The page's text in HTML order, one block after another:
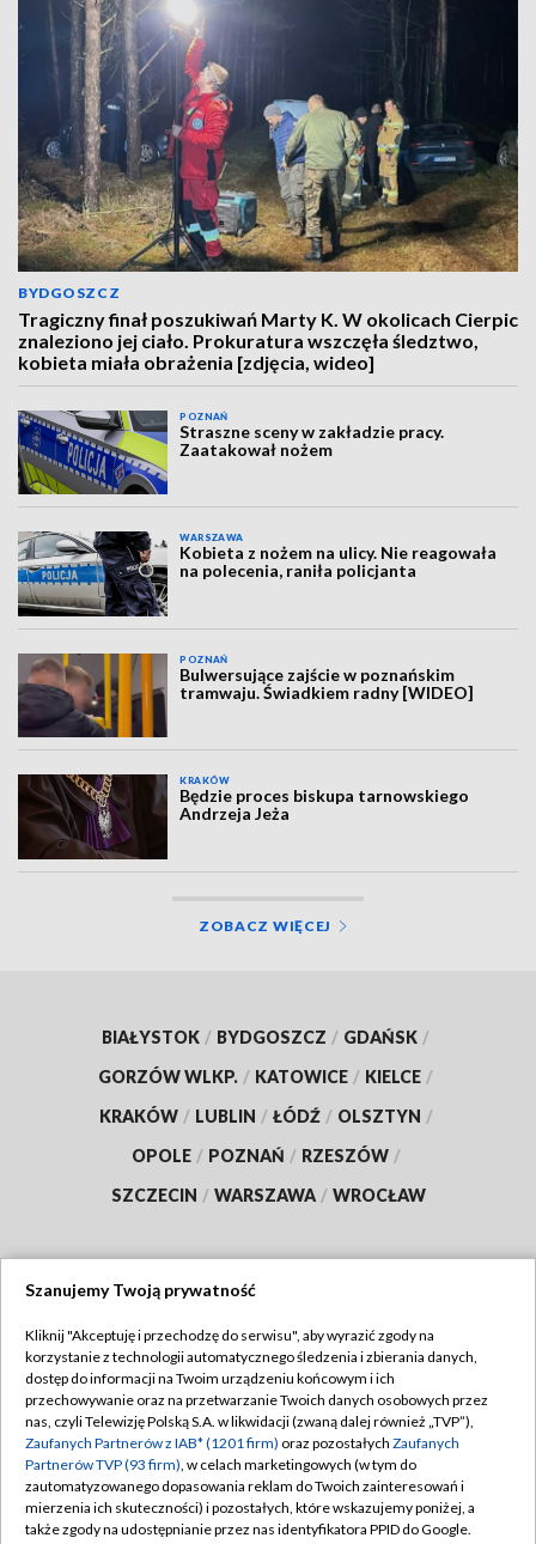
BYDGOSZCZ
Tragiczny finał poszukiwań Marty K. W okolicach Cierpic
znaleziono jej ciało. Prokuratura wszczęła śledztwo,
kobieta miała obrażenia [zdjęcia, wideo]
POZNAŃ
Straszne sceny w zakładzie pracy.
Zaatakował nożem
WARSZAWA
Kobieta z nożem na ulicy. Nie reagowała
na polecenia, raniła policjanta
POZNAŃ
Bulwersujące zajście w poznańskim
tramwaju. Świadkiem radny [WIDEO]
KRAKÓW
Będzie proces biskupa tarnowskiego
Andrzeja Jeża
ZOBACZ WIĘCEJ
BIAŁYSTOK / BYDGOSZCZ / GDAŃSK /
GORZÓW WLKP. / KATOWICE / KIELCE /
KRAKÓW / LUBLIN / ŁÓDŹ / OLSZTYN /
OPOLE / POZNAŃ / RZESZÓW /
SZCZECIN / WARSZAWA / WROCŁAW
TVP
Abonament TVP
Emisja w TVP
Centrum informacji TVP
Naziemna Telewizja Cyfrowa
Regulamin TVP
Polityka prywatności
Moje zgody
Pomoc
Szanujemy Twoją prywatność
Kliknij "Akceptuję i przechodzę do serwisu", aby wyrazić zgody na
korzystanie z technologii automatycznego śledzenia i zbierania danych,
dostęp do informacji na Twoim urządzeniu końcowym i ich
przechowywanie oraz na przetwarzanie Twoich danych osobowych przez
nas, czyli Telewizję Polską S.A. w likwidacji (zwaną dalej również „TVP”),
Zaufanych Partnerów z IAB* (1201 firm) oraz pozostałych Zaufanych
Partnerów TVP (93 firm), w celach marketingowych (w tym do
zautomatyzowanego dopasowania reklam do Twoich zainteresowań i
mierzenia ich skuteczności) i pozostałych, które wskazujemy poniżej, a
także zgody na udostępnianie przez nas identyfikatora PPID do Google.